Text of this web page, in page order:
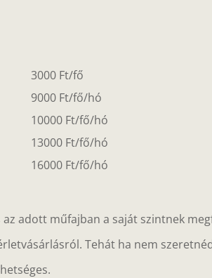
3000 Ft/fő
9000 Ft/fő/hó
10000 Ft/fő/hó
13000 Ft/fő/hó
16000 Ft/fő/hó
adott műfajban a saját szintnek
Tehát ha nem